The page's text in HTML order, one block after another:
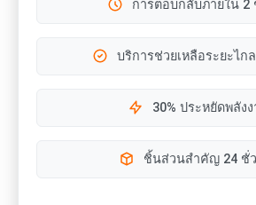
การตอบกลับภายใน 2
บริการช่วยเหลือระยะไก
30% ประหยัดพลัง
ชิ้นส่วนสำคัญ 24 ชั่